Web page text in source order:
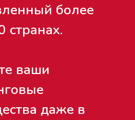
более
странах.
ваши
даже в